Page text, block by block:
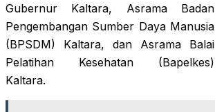
Gubernur Kaltara, Asrama Badan
Pengembangan Sumber Daya Manusia
(BPSDM) Kaltara, dan Asrama Balai
Pelatihan Kesehatan (Bapelkes)
Kaltara.